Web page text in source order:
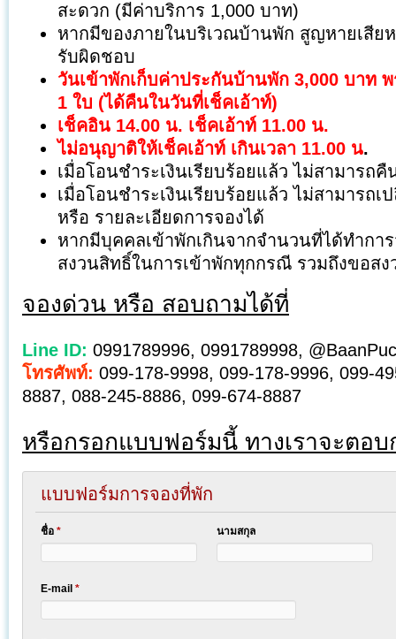
สะดวก (มีค่าบริการ 1,000 บาท)
หากมีของภายในบริเวณบ้านพัก สูญหายเสีย
รับผิดชอบ
วันเข้าพักเก็บค่าประกันบ้านพัก 3,000 บาท
1 ใบ (ได้คืนในวันที่เช็คเอ้าท์)
เช็คอิน 14.00 น. เช็คเอ้าท์ 11.00 น.
ไม่อนุญาติให้เช็คเอ้าท์ เกินเวลา 11.00 น.
เมื่อโอนชำระเงินเรียบร้อยแล้ว ไม่สามารถคื
เมื่อโอนชำระเงินเรียบร้อยแล้ว ไม่สามารถเ
หรือ รายละเอียดการจองได้
หากมีบุคคลเข้าพักเกินจากจำนวนที่ได้ทำกา
สงวนสิทธิ์ในการเข้าพักทุกกรณี รวมถึงขอส
จองด่วน หรือ สอบถามได้ที่
Line ID: 0991789996, 0991789998,
โทรศัพท์: 099-178-9998, 099-178-9996, 099-
8887, 088-245-8886, 099-674-8887
หรือกรอกแบบฟอร์มนี้ ทางเราจะตอ
แบบฟอร์มการจองที่พัก
ชื่อ * นามสกุล
E-mail *